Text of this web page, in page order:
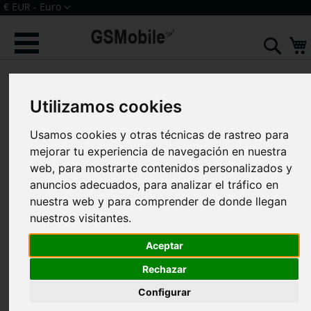
Utilizamos cookies
Usamos cookies y otras técnicas de rastreo para
mejorar tu experiencia de navegación en nuestra
web, para mostrarte contenidos personalizados y
anuncios adecuados, para analizar el tráfico en
nuestra web y para comprender de donde llegan
nuestros visitantes.
Aceptar
Rechazar
Configurar
Ir
al
contenido
Moneda
€ EUR - Euro
galería
imágenes